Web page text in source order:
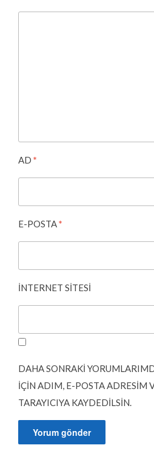
AD *
E-POSTA*
İNTERNET SITESI
DAHA SONRAKI
IÇIN ADIM, E-POSTA ADRESIM
TARAYICIYA KAYDEDILSIN.